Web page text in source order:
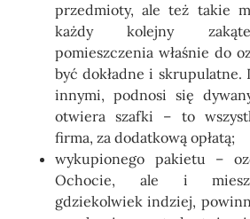
przedmioty, ale też takie
każdy kolejny
pomieszczenia właśnie do
być dokładne i skrupulatne.
innymi, podnosi się
otwiera szafki – to
firma, za dodatkową opłatą;
wykupionego pakietu –
Ochocie, ale i
gdziekolwiek indziej,